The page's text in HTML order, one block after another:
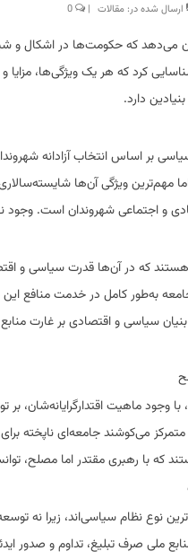
ارسال شده در: مقالات |
که حکومت‌ها در اشکال و
کرد که هر یک ویژگی‌ها،
دارد.
بر اساس انتخاب آزادانه
مهم‌ترین ویژگی آن‌ها
و اجتماعی شهروندان است. وجود
که در آن‌ها قدرت سیاسی و
جامعه به‌طور کامل در خدمت منافع
بنیان سیاسی و اقتصادی بر غارت
وجود ماهیت اقتدارگرایانه‌شان،
متمرکز می‌کوشند جامعه‌ای ناپخته
که با رهبری مقتدر اما مصلح،
نوع نظام سیاسی‌اند، زیرا نه
ملی صرف تبلیغ، تداوم و صدور